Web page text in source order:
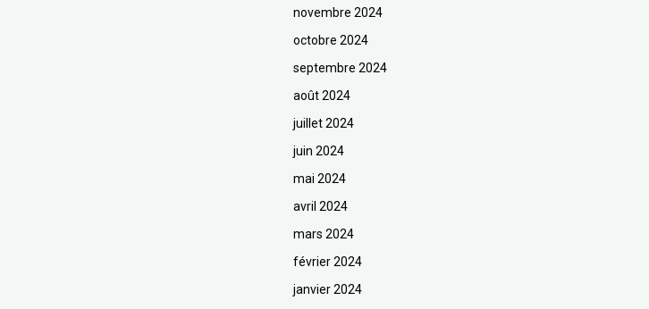
novembre 2024
octobre 2024
septembre 2024
août 2024
juillet 2024
juin 2024
mai 2024
avril 2024
mars 2024
février 2024
janvier 2024